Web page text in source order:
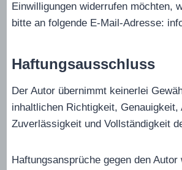
Einwilligungen widerrufen möchten,
bitte an folgende E-Mail-Adresse:
Haftungsausschluss
Der Autor übernimmt keinerlei
inhaltlichen Richtigkeit, Genauigkeit,
Zuverlässigkeit und Vollständigkeit
Haftungsansprüche gegen den Autor